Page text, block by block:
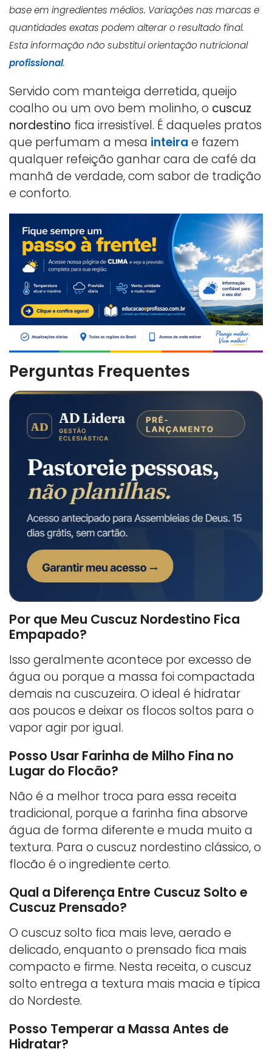
base em ingredientes médios. Variações nas marcas e
quantidades exatas podem alterar o resultado final.
Esta informação não substitui orientação nutricional
profissional.
Servido com manteiga derretida, queijo
coalho ou um ovo bem molinho, o cuscuz
nordestino fica irresistível. É daqueles pratos
que perfumam a mesa inteira e fazem
qualquer refeição ganhar cara de café da
manhã de verdade, com sabor de tradição
e conforto.
Perguntas Frequentes
Por que Meu Cuscuz Nordestino Fica
Empapado?
Isso geralmente acontece por excesso de
água ou porque a massa foi compactada
demais na cuscuzeira. O ideal é hidratar
aos poucos e deixar os flocos soltos para o
vapor agir por igual.
Posso Usar Farinha de Milho Fina no
Lugar do Flocão?
Não é a melhor troca para essa receita
tradicional, porque a farinha fina absorve
água de forma diferente e muda muito a
textura. Para o cuscuz nordestino clássico, o
flocão é o ingrediente certo.
Qual a Diferença Entre Cuscuz Solto e
Cuscuz Prensado?
O cuscuz solto fica mais leve, aerado e
delicado, enquanto o prensado fica mais
compacto e firme. Nesta receita, o cuscuz
solto entrega a textura mais macia e típica
do Nordeste.
Posso Temperar a Massa Antes de
Hidratar?